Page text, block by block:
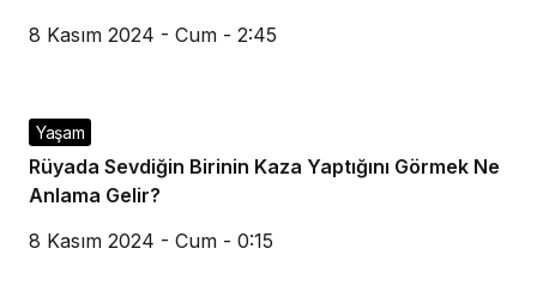
8 Kasım 2024 - Cum - 2:45
Yaşam
Rüyada Sevdiğin Birinin Kaza Yaptığını Görmek Ne
Anlama Gelir?
8 Kasım 2024 - Cum - 0:15